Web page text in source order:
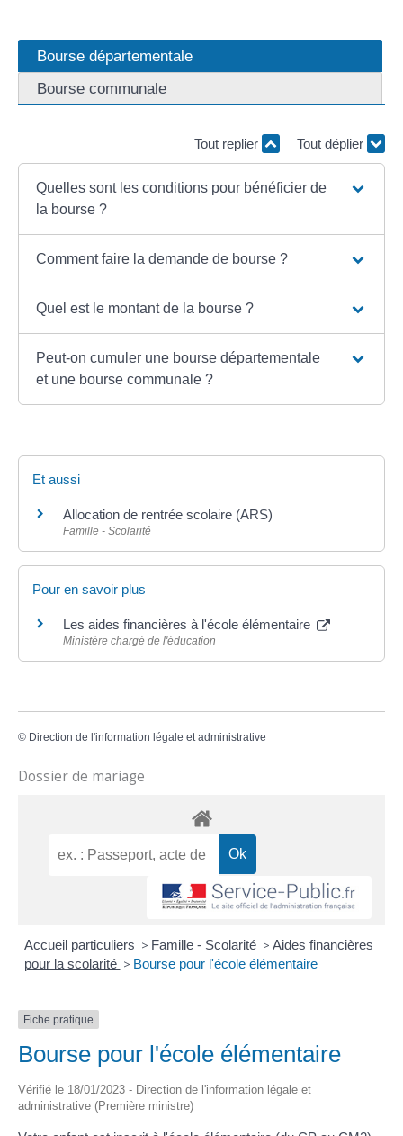
Bourse départementale
Bourse communale
Tout replier Tout déplier
Quelles sont les conditions pour bénéficier de
la bourse ?
Comment faire la demande de bourse ?
Quel est le montant de la bourse ?
Peut-on cumuler une bourse départementale
et une bourse communale ?
Et aussi
Allocation de rentrée scolaire (ARS)
Famille - Scolarité
Pour en savoir plus
Les aides financières à l'école élémentaire
Ministère chargé de l'éducation
© Direction de l'information légale et administrative
Dossier de mariage
Accueil particuliers > Famille - Scolarité > Aides financières
pour la scolarité > Bourse pour l'école élémentaire
Fiche pratique
Bourse pour l'école élémentaire
Vérifié le 18/01/2023 - Direction de l'information légale et
administrative (Première ministre)